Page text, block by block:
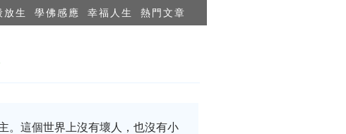
放生 學佛感應 幸福人生 熱門文章
。這個世界上沒有壞人，也沒有小